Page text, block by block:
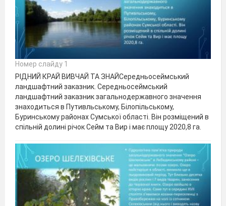
Номер слайду 1
РІДНИЙ КРАЙ ВИВЧАЙ ТА ЗНАЙСередньосеймський
ландшафтний заказник. Середньосеймський
ландшафтний заказник загальнодержавного значення
знаходиться в Путивльському, Білопільському,
Буринському районах Сумської області. Він розміщений в
спільній долині річок Сейм та Вир і має площу 2020,8 га.